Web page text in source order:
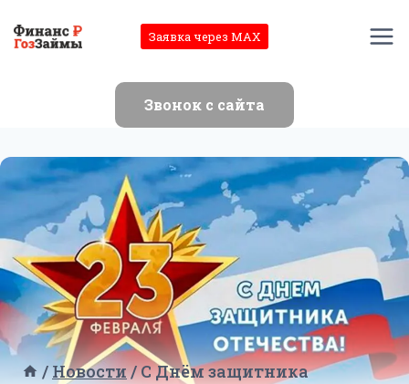
Заявка через MAX
Звонок с сайта
/Новости/С Днём защитника